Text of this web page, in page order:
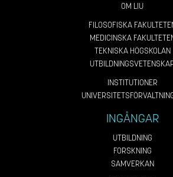
OM LIU
FILOSOFISKA
MEDICINSKA
TEKNISKA HÖGSKOLAN
INSTITUTIONER
INGÅNGAR
UTBILDNING
FORSKNING
SAMVERKAN